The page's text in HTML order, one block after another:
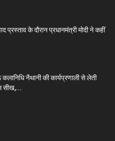
प्रस्ताव के दौरान प्रधानमंत्री मोदी ने कहीं
नैथानी की कार्यप्रणाली से लेती
सीख,...